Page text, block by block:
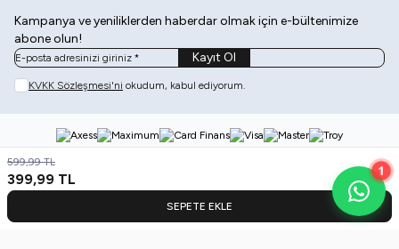
1
599,99TL
399,99 TL
SEPETE EKLE
Kampanya ve yeniliklerden haberdar olmak için e-bültenimize
abone olun!
Kayıt Ol
KVKK Sözleşmesi'ni okudum, kabul ediyorum.
Kategoriler